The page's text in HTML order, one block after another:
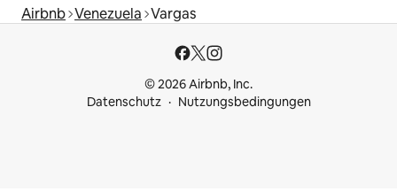
Airbnb Venezuela Vargas
© 2026 Airbnb, Inc.
Datenschutz
Nutzungsbedingungen